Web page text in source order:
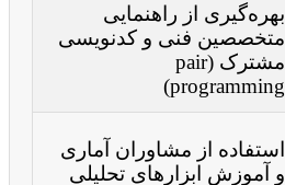
بهره‌گیری از راهنمایی
متخصصین فنی و کدنویسی
مشترک (pair
programming)
استفاده از مشاوران آماری
و آموزش ابزارهای تحلیلی